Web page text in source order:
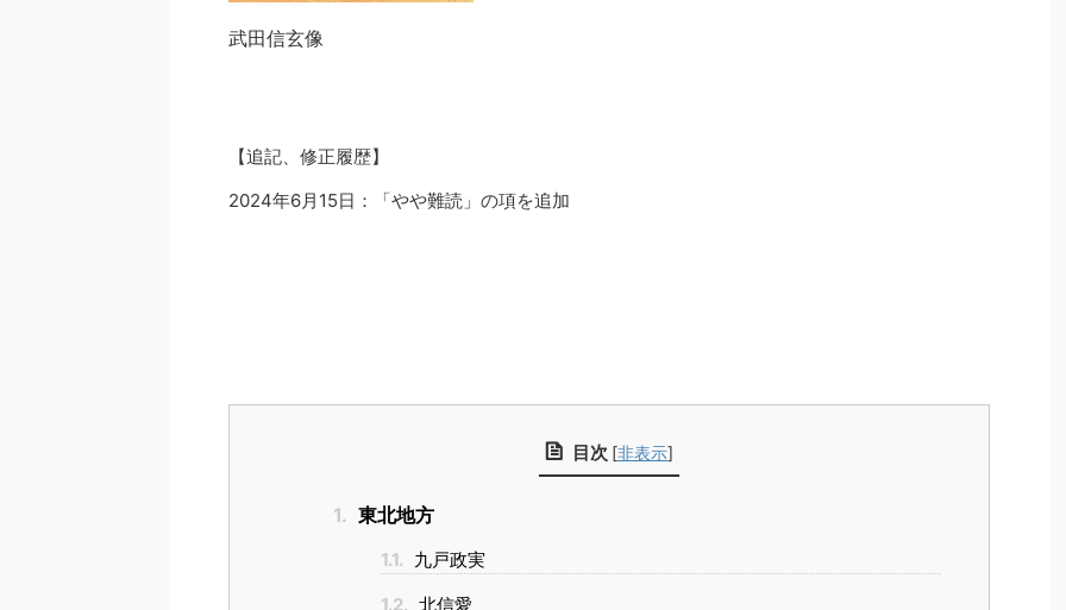
武田信玄像
【追記、修正履歴】
2024年6月15日：「やや難読」の項を追加
目次 [非表示]
1. 東北地方
1.1. 九戸政実
1.2. 北信愛